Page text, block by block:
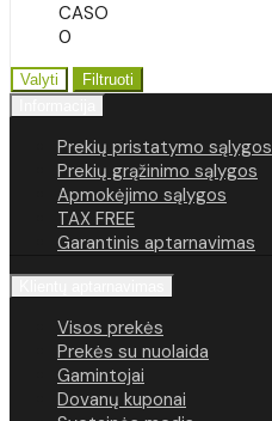
CASO
0
Valyti
Filtruoti
Prekių pristatymo sąlygos
Prekių grąžinimo sąlygos
Apmokėjimo sąlygos
TAX FREE
Garantinis aptarnavimas
Visos prekės
Prekės su nuolaida
Gamintojai
Dovanų kuponai